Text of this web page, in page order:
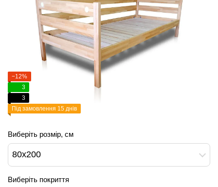
−12%
3
3
Під замовлення 15 днів
Виберіть розмір, см
80х200
Виберіть покриття